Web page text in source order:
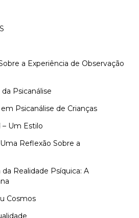
a Experiência de Observação
Psicanálise
Psicanálise de Crianças
Um Estilo
Reflexão Sobre a
Realidade Psíquica: A
Cosmos